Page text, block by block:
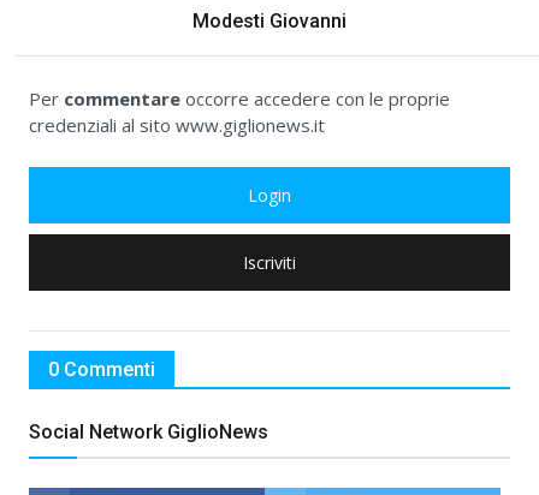
Modesti Giovanni
Per commentare occorre accedere con le proprie
credenziali al sito www.giglionews.it
Login
Iscriviti
0 Commenti
Social Network GiglioNews